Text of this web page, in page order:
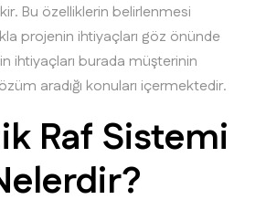
Bu özelliklerin belirlenmesi
projenin ihtiyaçları göz önünde
ihtiyaçları burada müşterinin
aradığı konuları içermektedir.
Raf Sistemi